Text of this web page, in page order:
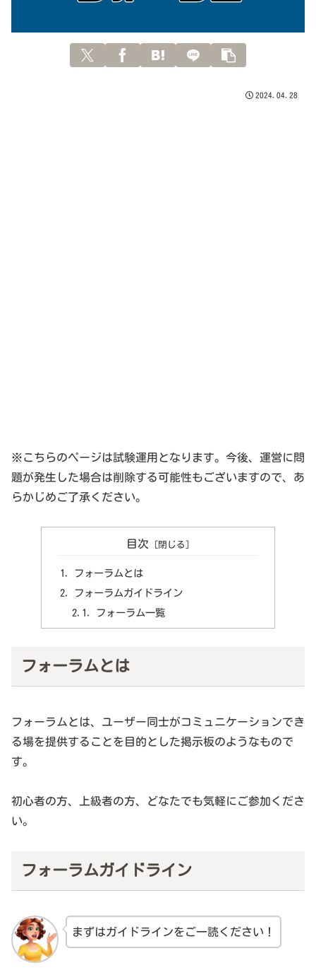
2024.04.28
※こちらのページは試験運用となります。今後、運営に問
題が発生した場合は削除する可能性もございますので、あ
らかじめご了承ください。
目次
フォーラムとは
フォーラムガイドライン
フォーラム一覧
フォーラムとは
フォーラムとは、ユーザー同士がコミュニケーションでき
る場を提供することを目的とした掲示板のようなもので
す。
初心者の方、上級者の方、どなたでも気軽にご参加くださ
い。
フォーラムガイドライン
まずはガイドラインをご一読ください！